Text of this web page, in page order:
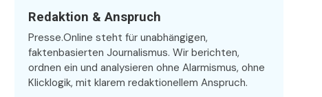
Redaktion & Anspruch
Presse.Online steht für unabhängigen,
faktenbasierten Journalismus. Wir berichten,
ordnen ein und analysieren ohne Alarmismus, ohne
Klicklogik, mit klarem redaktionellem Anspruch.